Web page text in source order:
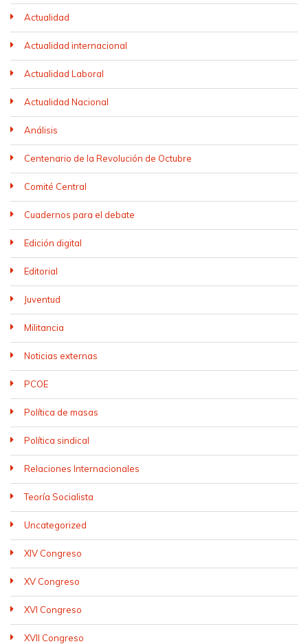
Actualidad
Actualidad internacional
Actualidad Laboral
Actualidad Nacional
Análisis
Centenario de la Revolución de Octubre
Comité Central
Cuadernos para el debate
Edición digital
Editorial
Juventud
Militancia
Noticias externas
PCOE
Política de masas
Política sindical
Relaciones Internacionales
Teoría Socialista
Uncategorized
XIV Congreso
XV Congreso
XVI Congreso
XVII Congreso